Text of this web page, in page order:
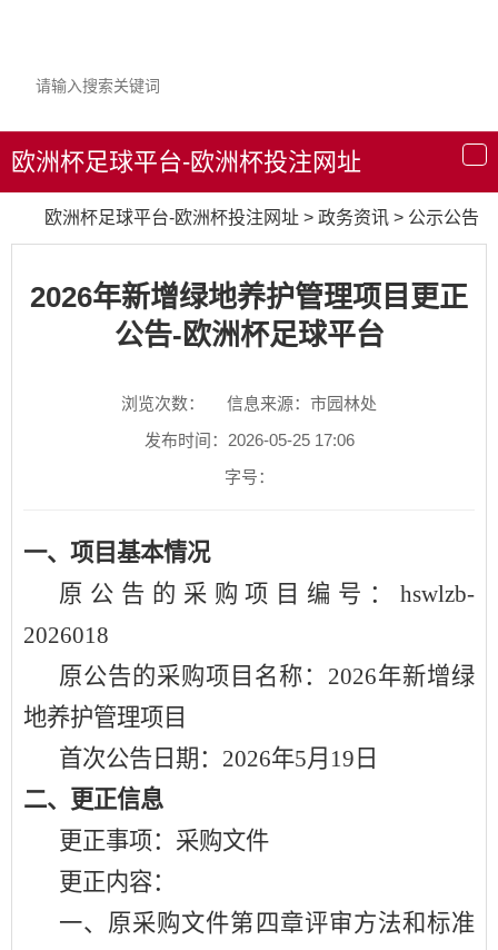
导
航
欧洲杯足球平台-欧洲杯投注网址
欧洲杯足球平台-欧洲杯投注网址 > 政务资讯 > 公示公告
2026年新增绿地养护管理项目更正
公告-欧洲杯足球平台
浏览次数：
信息来源：市园林处
发布时间：2026-05-25 17:06
字号：
一、项目基本情况
原公告的采购项目编号： hswlzb-
2026018
原公告的采购项目名称： 2026年新增绿
地养护管理项目
首次公告日期： 2026年5月19日
二、更正信息
更正事项：采购文件
更正内容：
一、原采购文件第四章评审方法和标准